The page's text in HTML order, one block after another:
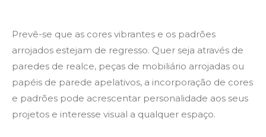
Prevê-se que as cores vibrantes e os padrões
arrojados estejam de regresso. Quer seja através de
paredes de realce, peças de mobiliário arrojadas ou
papéis de parede apelativos, a incorporação de cores
e padrões pode acrescentar personalidade aos seus
projetos e interesse visual a qualquer espaço.